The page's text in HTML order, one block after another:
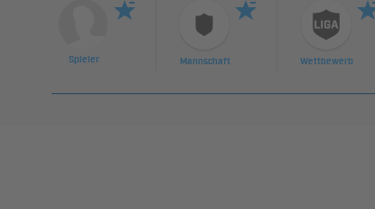
Spieler Mannschaft Wettbewerb